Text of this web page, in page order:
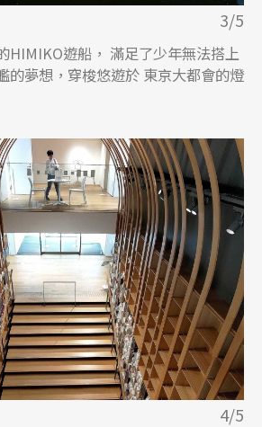
3/5
HIMIKO遊船， 滿足了少年無法搭上
的夢想，穿梭悠遊於 東京大都會的燈
4/5